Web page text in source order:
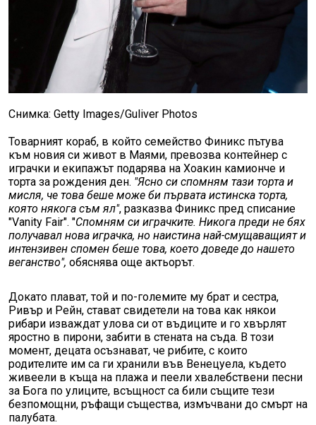
Снимка: Getty Images/Guliver Photos
Товарният кораб, в който семейство Финикс пътува
към новия си живот в Маями, превозва контейнер с
играчки и екипажът подарява на Хоакин камионче и
торта за рождения ден. "Ясно си спомням тази торта и
мисля, че това беше може би първата истинска торта,
която някога съм ял", разказва Финикс пред списание
"Vanity Fair". "Спомням си играчките. Никога преди не бях
получавал нова играчка, но наистина най-смущаващият и
интензивен спомен беше това, което доведе до нашето
веганство", обяснява още актьорът.
Докато плават, той и по-големите му брат и сестра,
Ривър и Рейн, стават свидетели на това как някои
рибари изваждат улова си от въдиците и го хвърлят
яростно в пирони, забити в стената на съда. В този
момент, децата осъзнават, че рибите, с които
родителите им са ги хранили във Венецуела, където
живеели в къща на плажа и пеели хвалебствени песни
за Бога по улиците, всъщност са били същите тези
безпомощни, ръфащи същества, измъчвани до смърт на
палубата.